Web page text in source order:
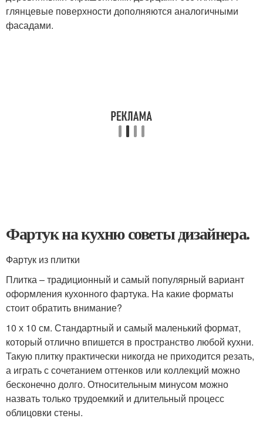
глянцевые поверхности дополняются аналогичными
фасадами.
Фартук на кухню советы дизайнера.
Фартук из плитки
Плитка – традиционный и самый популярный вариант
оформления кухонного фартука. На какие форматы
стоит обратить внимание?
10 х 10 см. Стандартный и самый маленький формат,
который отлично впишется в пространство любой кухни.
Такую плитку практически никогда не приходится резать,
а играть с сочетанием оттенков или коллекций можно
бесконечно долго. Относительным минусом можно
назвать только трудоемкий и длительный процесс
облицовки стены.